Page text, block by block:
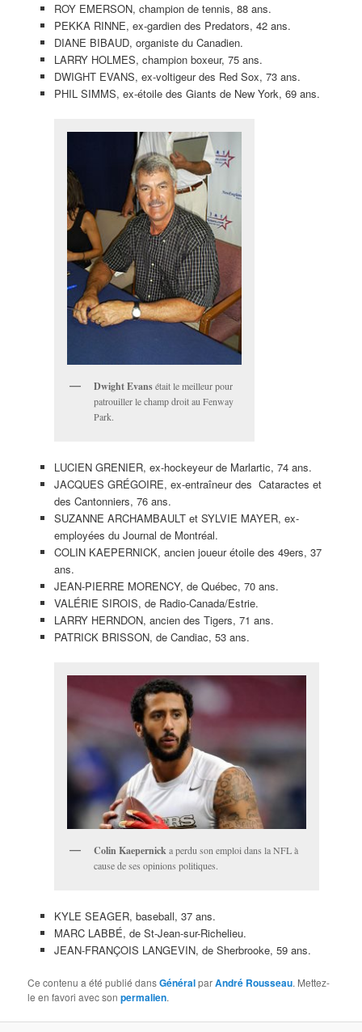
ROY EMERSON, champion de tennis, 88 ans.
PEKKA RINNE, ex-gardien des Predators, 42 ans.
DIANE BIBAUD, organiste du Canadien.
LARRY HOLMES, champion boxeur, 75 ans.
DWIGHT EVANS, ex-voltigeur des Red Sox, 73 ans.
PHIL SIMMS, ex-étoile des Giants de New York, 69 ans.
Dwight Evansétait le meilleur pour
patrouiller le champ droit au Fenway
Park.
LUCIEN GRENIER, ex-hockeyeur de Marlartic, 74 ans.
JACQUES GRÉGOIRE, ex-entraîneur des Cataractes et
des Cantonniers, 76 ans.
SUZANNE ARCHAMBAULT et SYLVIE MAYER, ex-
employées du Journal de Montréal.
COLIN KAEPERNICK, ancien joueur étoile des 49ers, 37
ans.
JEAN-PIERRE MORENCY, de Québec, 70 ans.
VALÉRIE SIROIS, de Radio-Canada/Estrie.
LARRY HERNDON, ancien des Tigers, 71 ans.
PATRICK BRISSON, de Candiac, 53 ans.
Colin Kaepernick a perdu son emploi dans la NFL à
cause de ses opinions politiques.
KYLE SEAGER, baseball, 37 ans.
MARC LABBÉ, de St-Jean-sur-Richelieu.
JEAN-FRANÇOIS LANGEVIN, de Sherbrooke, 59 ans.
Ce contenu a été publié dansGénéralparAndré Rousseau. Mettez-
le en favori avec sonpermalien.